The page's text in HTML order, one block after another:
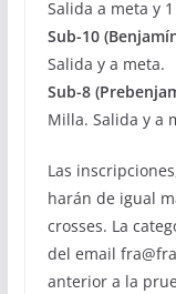
Salida a meta y
Sub-10
Salida y a meta.
Sub-8
Milla. Salida y a
Las
harán de igual
crosses. La
del email
anterior a la